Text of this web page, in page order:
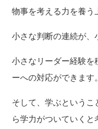
物事を考える力を養う
小さな判断の連続が、
小さなリーダー経験を
ーへの対応ができます。
そして、学ぶという
ら学力がついていくと